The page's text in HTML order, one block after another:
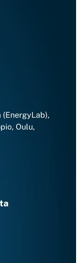
(EnergyLab),
Oulu,